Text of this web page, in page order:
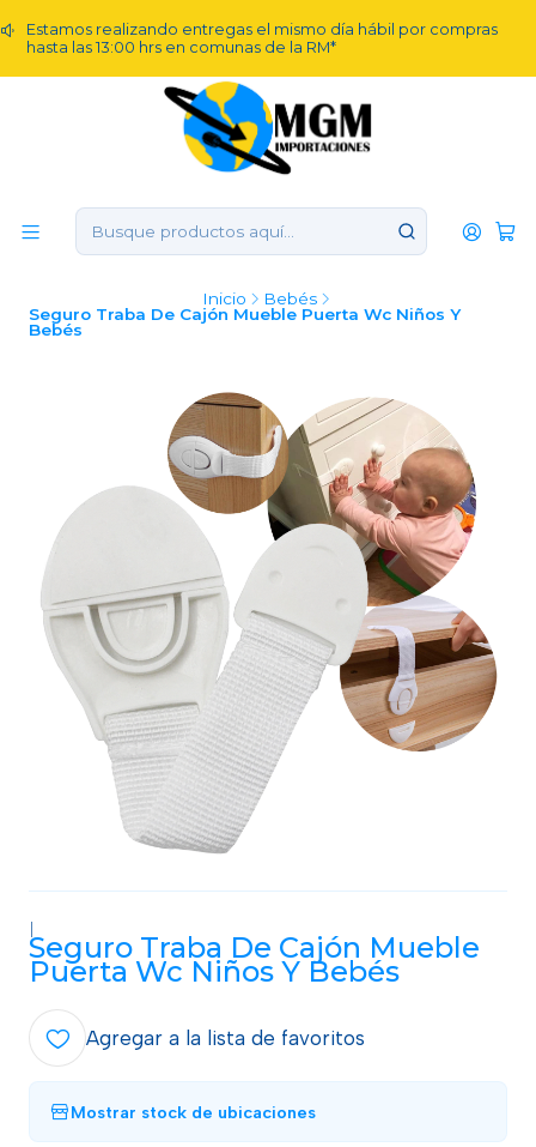
Estamos realizando entregas el mismo día hábil por compras
hasta las 13:00 hrs en comunas de la RM*
Inicio
Bebés
Seguro Traba De Cajón Mueble Puerta Wc Niños Y
Bebés
|
Seguro Traba De Cajón Mueble
Puerta Wc Niños Y Bebés
Agregar a la lista de favoritos
Mostrar stock de ubicaciones